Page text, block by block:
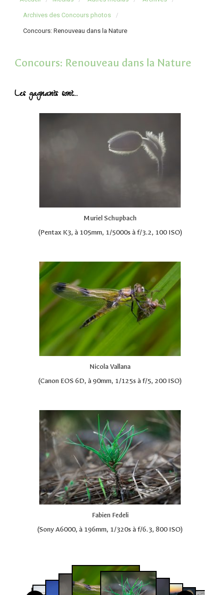
Archives des Concours photos
Concours: Renouveau dans la Nature
Concours: Renouveau dans la Nature
Les gagnants sont…
Muriel Schupbach
(Pentax K3, à 105mm, 1/5000s à f/3.2, 100 ISO)
Nicola Vallana
(Canon EOS 6D, à 90mm, 1/125s à f/5, 200 ISO)
Fabien Fedeli
(Sony A6000, à 196mm, 1/320s à f/6.3, 800 ISO)